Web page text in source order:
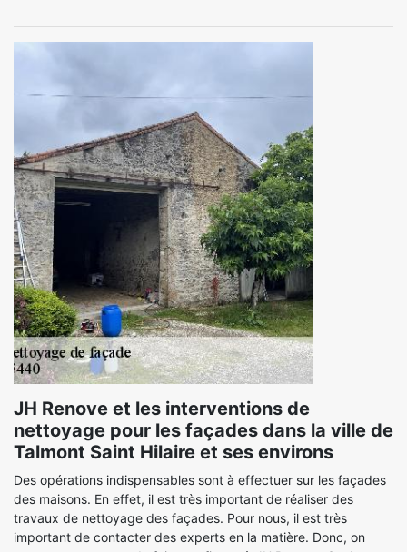
JH Renove et les interventions de
nettoyage pour les façades dans la ville de
Talmont Saint Hilaire et ses environs
Des opérations indispensables sont à effectuer sur les façades
des maisons. En effet, il est très important de réaliser des
travaux de nettoyage des façades. Pour nous, il est très
important de contacter des experts en la matière. Donc, on